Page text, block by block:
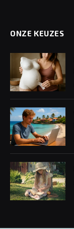
ONZE KEUZES